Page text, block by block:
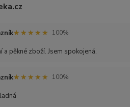
★★★★★
★★★★★
100%
pěkné zboží. Jsem spokojená.
★★★★★
★★★★★
100%